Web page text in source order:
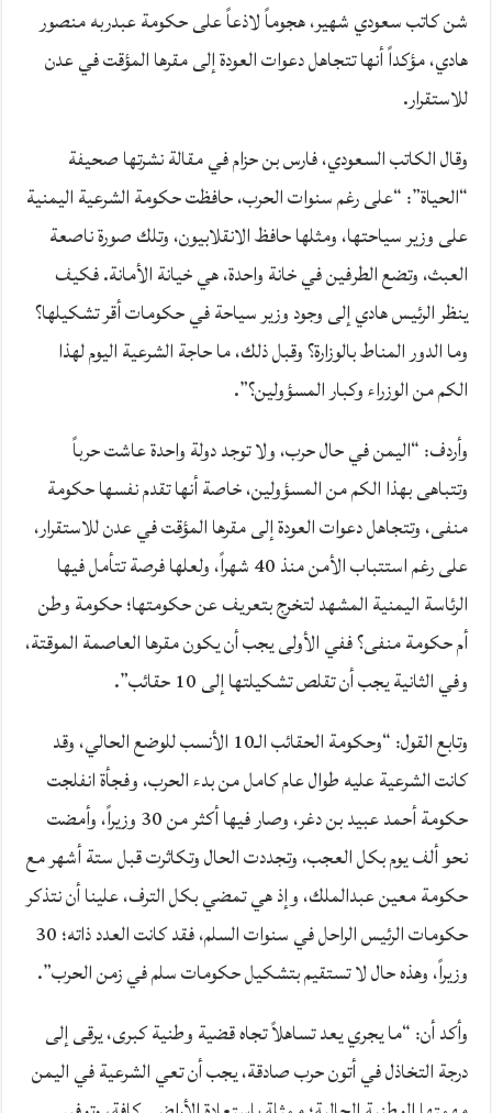
شن كاتب سعودي شهير، هجوماً لاذعاً على حكومة عبدربه منصور
هادي، مؤكداً أنها تتجاهل دعوات العودة إلى مقرها المؤقت في عدن
للاستقرار.
وقال الكاتب السعودي، فارس بن حزام في مقالة نشرتها صحيفة
“الحياة”: “على رغم سنوات الحرب، حافظت حكومة الشرعية اليمنية
على وزير سياحتها، ومثلها حافظ الانقلابيون، وتلك صورة ناصعة
العبث، وتضع الطرفين في خانة واحدة، هي خيانة الأمانة. فكيف
ينظر الرئيس هادي إلى وجود وزير سياحة في حكومات أقر تشكيلها؟
وما الدور المناط بالوزارة؟ وقبل ذلك، ما حاجة الشرعية اليوم لهذا
الكم من الوزراء وكبار المسؤولين؟”.
وأردف: “اليمن في حال حرب، ولا توجد دولة واحدة عاشت حرباً
وتتباهى بهذا الكم من المسؤولين، خاصة أنها تقدم نفسها حكومة
منفى، وتتجاهل دعوات العودة إلى مقرها المؤقت في عدن للاستقرار،
على رغم استتباب الأمن منذ 40 شهراً، ولعلها فرصة تتأمل فيها
الرئاسة اليمنية المشهد لتخرج بتعريف عن حكومتها؛ حكومة وطن
أم حكومة منفى؟ ففي الأولى يجب أن يكون مقرها العاصمة الموقتة،
وفي الثانية يجب أن تقلص تشكيلتها إلى 10 حقائب”.
وتابع القول: “وحكومة الحقائب الـ10 الأنسب للوضع الحالي، وقد
كانت الشرعية عليه طوال عام كامل من بدء الحرب، وفجأة انفلجت
حكومة أحمد عبيد بن دغر، وصار فيها أكثر من 30 وزيراً، وأمضت
نحو ألف يوم بكل العجب، وتجددت الحال وتكاثرت قبل ستة أشهر مع
حكومة معين عبدالملك، وإذ هي تمضي بكل الترف، علينا أن نتذكر
حكومات الرئيس الراحل في سنوات السلم، فقد كانت العدد ذاته؛ 30
وزيراً، وهذه حال لا تستقيم بتشكيل حكومات سلم في زمن الحرب”.
وأكد أن: “ما يجري يعد تساهلاً تجاه قضية وطنية كبرى، يرقى إلى
درجة التخاذل في أتون حرب صادقة، يجب أن تعي الشرعية في اليمن